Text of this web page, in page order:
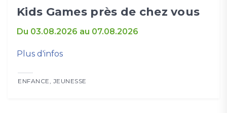
Kids Games près de chez vous
Du 03.08.2026 au 07.08.2026
Plus d'infos
ENFANCE JEUNESSE